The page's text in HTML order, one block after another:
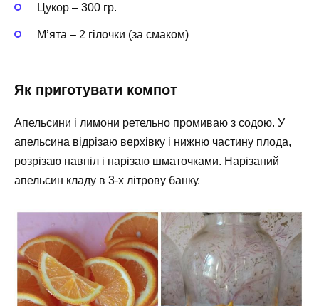
Цукор – 300 гр.
М’ята – 2 гілочки (за смаком)
Як приготувати компот
Апельсини і лимони ретельно промиваю з содою. У
апельсина відрізаю верхівку і нижню частину плода,
розрізаю навпіл і нарізаю шматочками. Нарізаний
апельсин кладу в 3-х літрову банку.